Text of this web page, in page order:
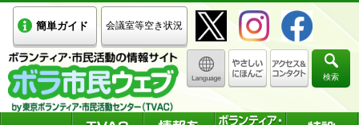
簡単ガイド 会議室等空き状況
検索